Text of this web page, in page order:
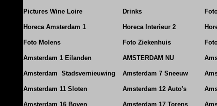
Pictures Wine Loire Drinks
Horeca Amsterdam 1 Horeca Interieur 2
Foto Molens Foto Ziekenhuis
Amsterdam 1 Eilanden AMSTERDAM NU
Amsterdam Stadsvernieuwing Amsterdam 7 Sneeuw
Amsterdam 11 Sloten Amsterdam 12 Auto's
Amsterdam 16 Boven Amsterdam 17 Torens